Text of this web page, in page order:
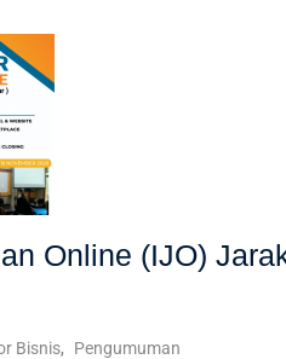
Online (IJO)
Bisnis,
Pengumuman